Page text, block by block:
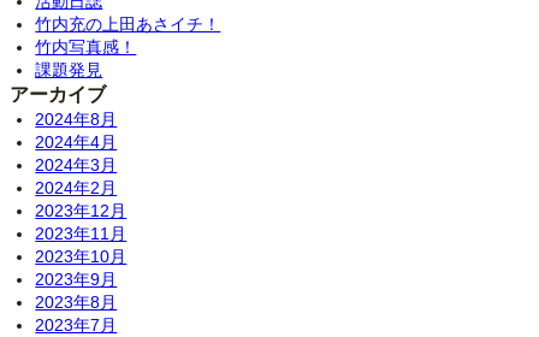
竹内充の上田あさイチ！
竹内写真感！
課題発見
アーカイブ
2024年8月
2024年4月
2024年3月
2024年2月
2023年12月
2023年11月
2023年10月
2023年9月
2023年8月
2023年7月